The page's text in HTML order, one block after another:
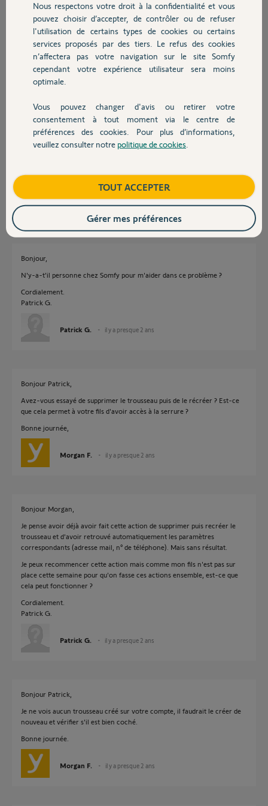
Chauffage
Autres produits
Devis avec un pro
Contact
Je lui ai fait désinstaller/réinstaller l'application sur son mobile, mais
cela n'a pas résolu le problème.
Que faire et à quel niveau pour qu'il retrouve la serrure dans les
équipements depuis son mobile ?
D'avance merci pour votre aide.
Cordialement.
Patrick G.
Participer au fil de discussion
Réponses
Bonjour,
N'y-a-t'il personne chez Somfy pour m'aider dans ce problème ?
Cordialement.
Patrick G.
Patrick G. il y a presque 2 ans
Bonjour Patrick,
Avez-vous essayé de supprimer le trousseau puis de le récréer ? Est-ce
que cela permet à votre fils d'avoir accès à la serrure ?
Bonne journée,
Morgan F. il y a presque 2 ans
Bonjour Morgan,
Je pense avoir déjà avoir fait cette action de supprimer puis recréer le
trousseau et d'avoir retrouvé automatiquement les paramètres
correspondants (adresse mail, n° de téléphone). Mais sans résultat.
Je peux recommencer cette action mais comme mon fils n'est pas sur
place cette semaine pour qu'on fasse ces actions ensemble, est-ce que
cela peut fonctionner ?
Cordialement.
Patrick G.
Patrick G. il y a presque 2 ans
Bonjour Patrick,
Je ne vois aucun trousseau créé sur votre compte, il faudrait le créer de
nouveau et vérifier s'il est bien coché.
Bonne journée.
Morgan F. il y a presque 2 ans
Nous respectons votre droit à la confidentialité et vous
pouvez choisir d’accepter, de contrôler ou de refuser
l'utilisation de certains types de cookies ou certains
services proposés par des tiers. Le refus des cookies
n’affectera pas votre navigation sur le site Somfy
cependant votre expérience utilisateur sera moins
optimale.
Vous pouvez changer d'avis ou retirer votre
consentement à tout moment via le centre de
préférences des cookies. Pour plus d’informations,
veuillez consulter notre politique de cookies
TOUT ACCEPTER
Gérer mes préférences